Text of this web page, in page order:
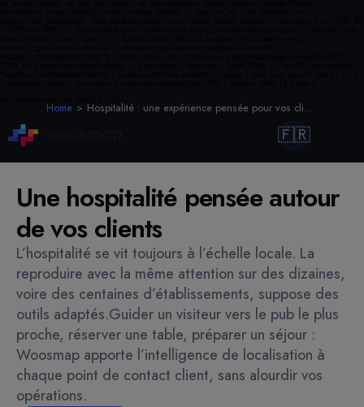
Home Hospitalité : une expérience pensée pour vos clients
🇫🇷
Une hospitalité pensée autour
de vos clients
L’hospitalité se vit toujours à l’échelle locale. La
reproduire avec la même attention sur des dizaines,
voire des centaines d’établissements, suppose des
outils adaptés.Guider un visiteur vers le pub le plus
proche, réserver une table, préparer un séjour :
Woosmap apporte l’intelligence de localisation à
chaque point de contact client, sans alourdir vos
opérations.